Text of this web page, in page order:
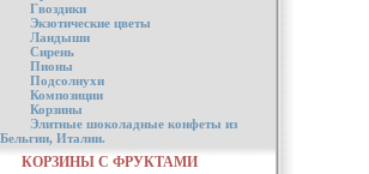
Гвоздики
Экзотические цветы
Ландыши
Сирень
Пионы
Подсолнухи
Композиции
Корзины
Элитные шоколадные конфеты из
Бельгии, Италии.
КОРЗИНЫ С ФРУКТАМИ